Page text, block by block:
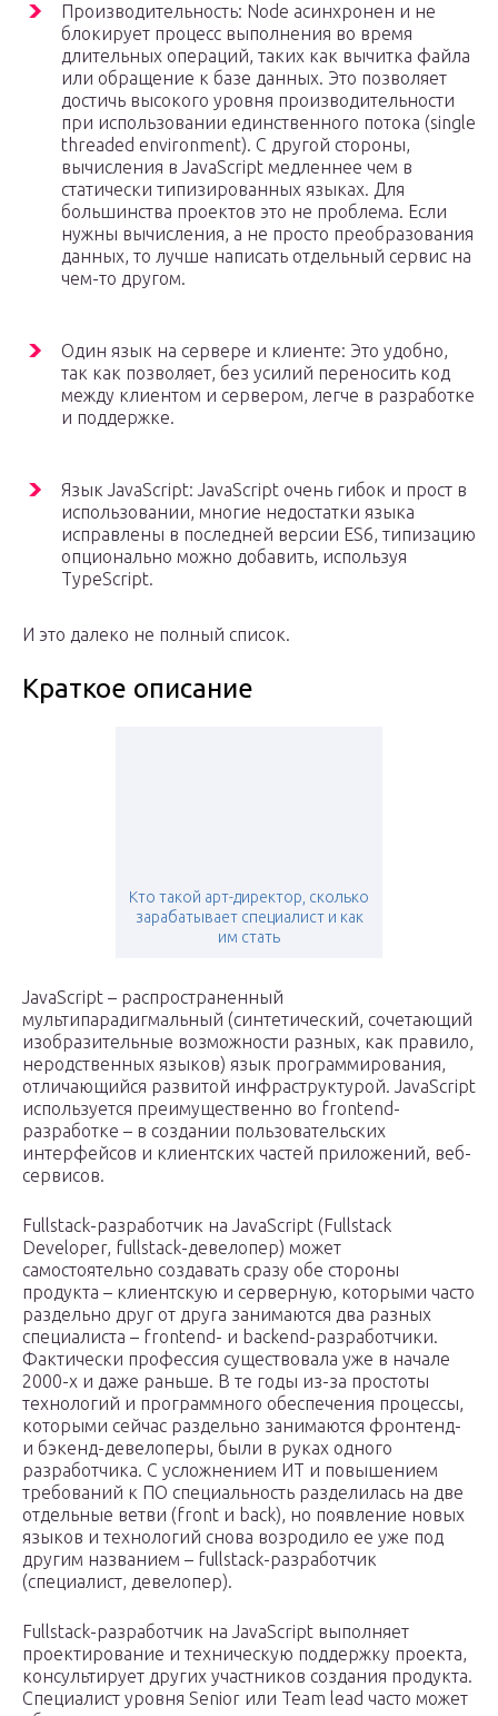
Производительность: Node асинхронен и не
блокирует процесс выполнения во время
длительных операций, таких как вычитка файла
или обращение к базе данных. Это позволяет
достичь высокого уровня производительности
при использовании единственного потока (single
threaded environment). C другой стороны,
вычисления в JavaScript медленнее чем в
статически типизированных языках. Для
большинства проектов это не проблема. Если
нужны вычисления, а не просто преобразования
данных, то лучше написать отдельный сервис на
чем-то другом.
Один язык на сервере и клиенте: Это удобно,
так как позволяет, без усилий переносить код
между клиентом и сервером, легче в разработке
и поддержке.
Язык JavaScript: JavaScript очень гибок и прост в
использовании, многие недостатки языка
исправлены в последней версии ES6, типизацию
опционально можно добавить, используя
TypeScript.
И это далеко не полный список.
Краткое описание
Кто такой арт-директор, сколько
зарабатывает специалист и как
им стать
JavaScript – распространенный
мультипарадигмальный (синтетический, сочетающий
изобразительные возможности разных, как правило,
неродственных языков) язык программирования,
отличающийся развитой инфраструктурой. JavaScript
используется преимущественно во frontend-
разработке – в создании пользовательских
интерфейсов и клиентских частей приложений, веб-
сервисов.
Fullstack-разработчик на JavaScript (Fullstack
Developer, fullstack-девелопер) может
самостоятельно создавать сразу обе стороны
продукта – клиентскую и серверную, которыми часто
раздельно друг от друга занимаются два разных
специалиста – frontend- и backend-разработчики.
Фактически профессия существовала уже в начале
2000-х и даже раньше. В те годы из-за простоты
технологий и программного обеспечения процессы,
которыми сейчас раздельно занимаются фронтенд-
и бэкенд-девелоперы, были в руках одного
разработчика. С усложнением ИТ и повышением
требований к ПО специальность разделилась на две
отдельные ветви (front и back), но появление новых
языков и технологий снова возродило ее уже под
другим названием – fullstack-разработчик
(специалист, девелопер).
Fullstack-разработчик на JavaScript выполняет
проектирование и техническую поддержку проекта,
консультирует других участников создания продукта.
Специалист уровня Senior или Team lead часто может